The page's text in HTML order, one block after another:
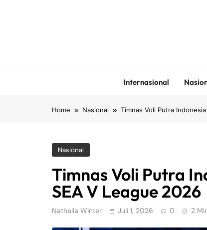
Internasional
Home Nasional Timnas Voli Putra
Nasional
Timnas Voli Putra
SEA V League 2026
Nathalia Winter Juli 1, 2026 0 2